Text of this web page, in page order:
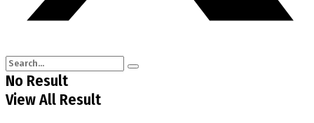
No Result
View All Result